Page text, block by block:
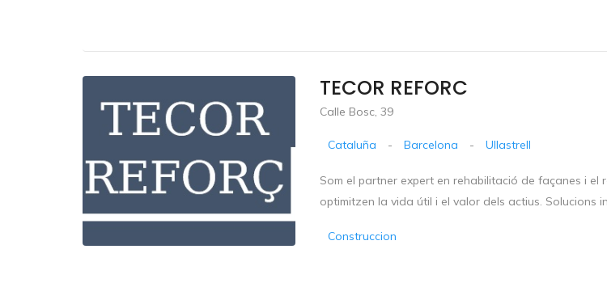
TECOR REFORC
Calle Bosc, 39
Cataluña - Barcelona - Ullastrell
Som el partner expert en rehabilitació de façanes i
optimitzen la vida útil i el valor dels actius. Solucions
Construccion